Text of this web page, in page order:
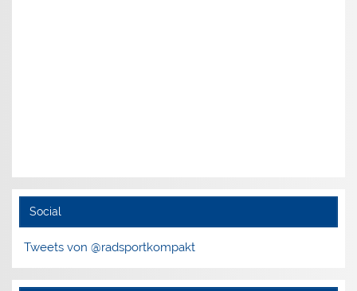
Social
Tweets von @radsportkompakt